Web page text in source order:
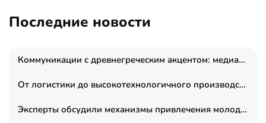
Последние новости
Коммуникации с древнегреческим акцентом: медиаменеджер и журналист Владимир Дергачев запустил коммуникационное агентство «Сократ 2.0»
От логистики до высокотехнологичного производства: как основатель “гагаринга” выстраивает экосистему безопасности и гражданских БПЛА
Эксперты обсудили механизмы привлечения молодых специалистов в промышленные города